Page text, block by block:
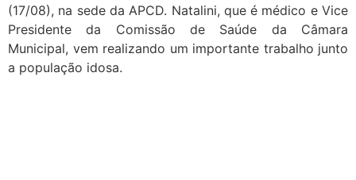
(17/08), na sede da APCD. Natalini, que é médico e Vice
Presidente da Comissão de Saúde da Câmara
Municipal, vem realizando um importante trabalho junto
a população idosa.